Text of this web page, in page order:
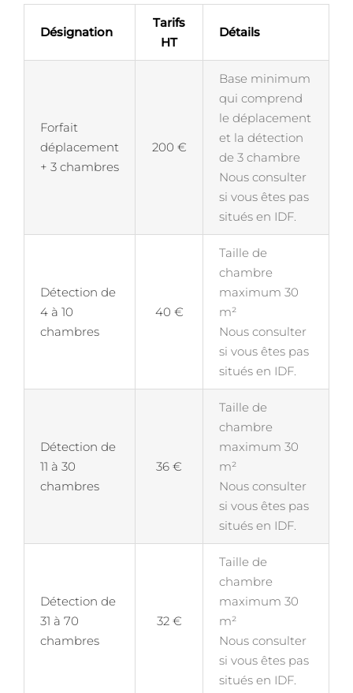
Désignation
Tarifs
HT
Détails
Forfait
déplacement
+ 3 chambres
200 €
Base minimum
qui comprend
le déplacement
et la détection
de 3 chambre
Nous consulter
si vous êtes pas
situés en IDF.
Détection de
4 à 10
chambres
40 €
Taille de
chambre
maximum 30
m²
Nous consulter
si vous êtes pas
situés en IDF.
Détection de
11 à 30
chambres
36 €
Taille de
chambre
maximum 30
m²
Nous consulter
si vous êtes pas
situés en IDF.
Détection de
31 à 70
chambres
32 €
Taille de
chambre
maximum 30
m²
Nous consulter
si vous êtes pas
situés en IDF.